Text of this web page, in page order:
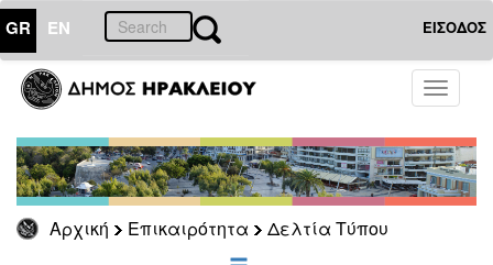
GR EN ΕΙΣΟΔΟΣ
Toggle
Αρχική Επικαιρότητα Δελτία Τύπου
ΕΠΙΚΑΙΡΟΤΗΤΑ
Τύπου
Αρχείο